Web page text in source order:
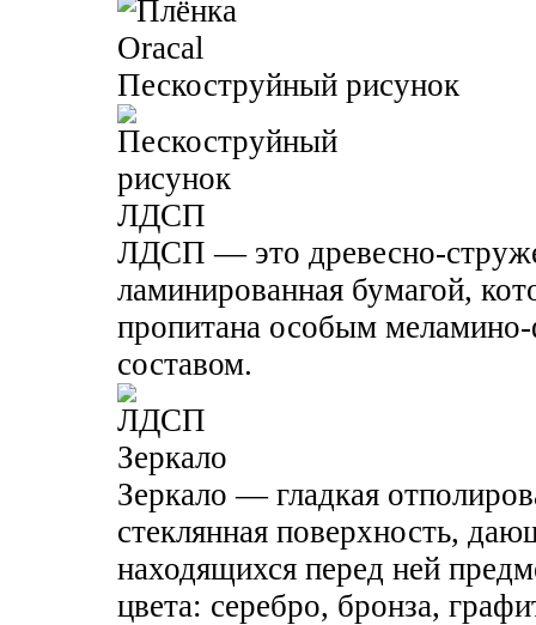
Пескоструйный рисунок
ЛДСП
ЛДСП — это древесно-
ламинированная бумагой,
пропитана особым
составом.
Зеркало
Зеркало — гладкая
стеклянная поверхность,
находящихся перед ней
цвета: серебро, бронза,